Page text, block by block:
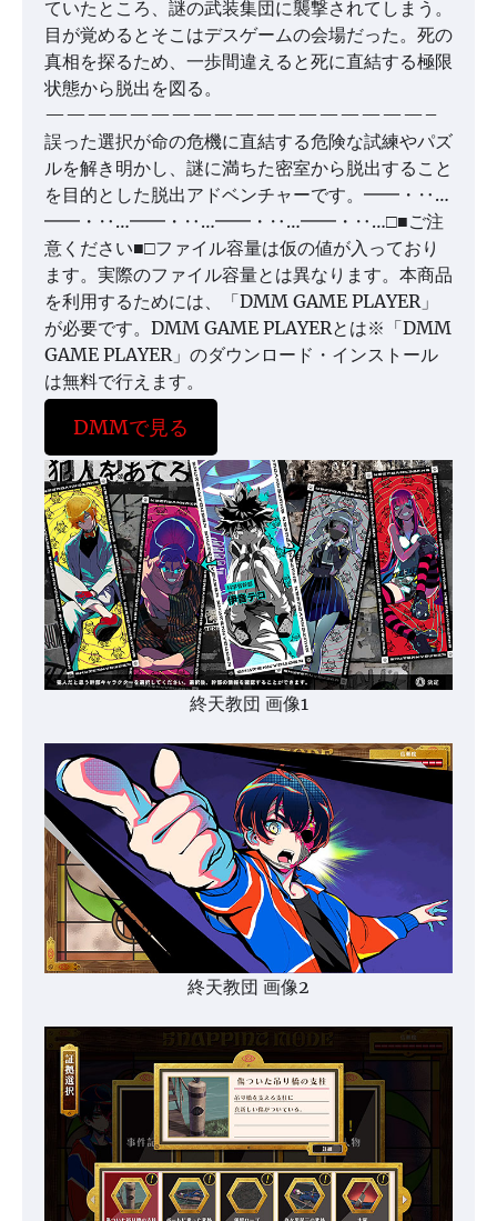
ていたところ、謎の武装集団に襲撃されてしまう。
目が覚めるとそこはデスゲームの会場だった。死の
真相を探るため、一歩間違えると死に直結する極限
状態から脱出を図る。
——————————————————–
誤った選択が命の危機に直結する危険な試練やパズ
ルを解き明かし、謎に満ちた密室から脱出すること
を目的とした脱出アドベンチャーです。━━・‥…
━━・‥…━━・‥…━━・‥…━━・‥…□■ご注
意ください■□ファイル容量は仮の値が入っており
ます。実際のファイル容量とは異なります。本商品
を利用するためには、「DMM GAME PLAYER」
が必要です。DMM GAME PLAYERとは※「DMM
GAME PLAYER」のダウンロード・インストール
は無料で行えます。
DMMで見る
終天教団 画像1
終天教団 画像2